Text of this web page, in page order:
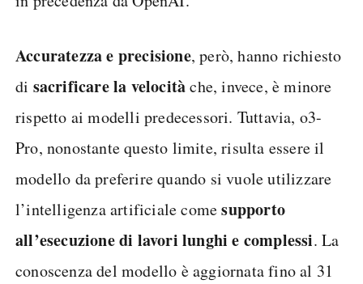
Accuratezza e precisione, però, hanno richiesto
di sacrificare la velocitàche, invece, è minore
rispetto ai modelli predecessori. Tuttavia, o3-
Pro, nonostante questo limite, risulta essere il
modello da preferire quando si vuole utilizzare
l’intelligenza artificiale comesupporto
all’esecuzione di lavori lunghi e complessi. La
conoscenza del modello è aggiornata fino al 31